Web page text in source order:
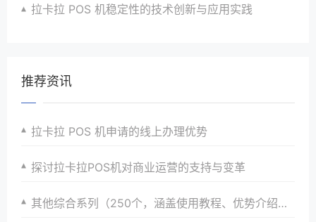
拉卡拉 POS 机稳定性的技术创新与应用实践
推荐资讯
拉卡拉 POS 机申请的线上办理优势
探讨拉卡拉POS机对商业运营的支持与变革
其他综合系列（250个，涵盖使用教程、优势介绍、案例分析等）